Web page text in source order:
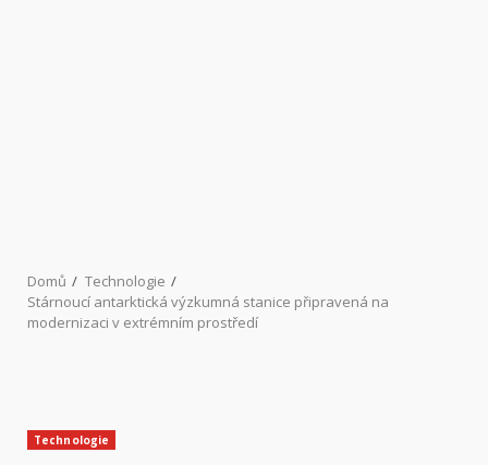
Domů
Technologie
Stárnoucí antarktická výzkumná stanice připravená na
modernizaci v extrémním prostředí
Technologie